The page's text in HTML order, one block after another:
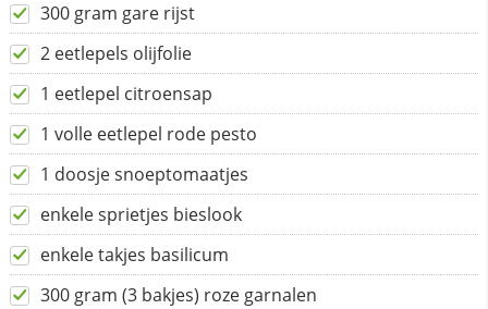
300 gram gare rijst
2 eetlepels olijfolie
1 eetlepel citroensap
1 volle eetlepel rode pesto
1 doosje snoeptomaatjes
enkele sprietjes bieslook
enkele takjes basilicum
300 gram (3 bakjes) roze garnalen